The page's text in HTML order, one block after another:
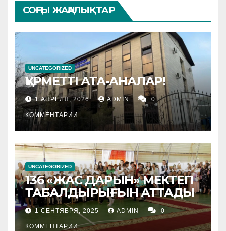
СОҢҒЫ ЖАҢАЛЫҚТАР
UNCATEGORIZED
ҚҰРМЕТТІ АТА-АНАЛАР!
1 АПРЕЛЯ, 2026 ADMIN 0
КОММЕНТАРИИ
UNCATEGORIZED
136 «ЖАС ДАРЫН» МЕКТЕП
ТАБАЛДЫРЫҒЫН АТТАДЫ
1 СЕНТЯБРЯ, 2025 ADMIN 0
КОММЕНТАРИИ